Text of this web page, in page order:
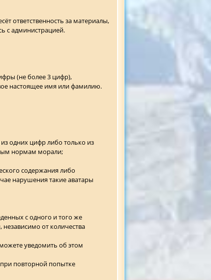
ответственность за материалы,
с администрацией.
(не более 3 цифр),
настоящее имя или фамилию.
одних цифр либо только из
нормам морали;
содержания либо
нарушения такие аватары
с одного и того же
от количества
уведомить об этом
при повторной попытке